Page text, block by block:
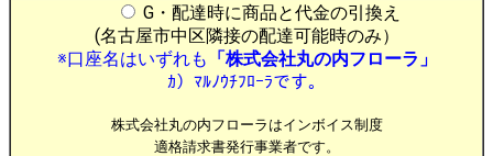
G・配達時に商品と代金の引換え
(名古屋市中区隣接の配達可能時のみ）
※口座名はいずれも 「株式会社丸の内フローラ」
ｶ）ﾏﾙﾉｳﾁﾌﾛｰﾗです。
株式会社丸の内フローラはインボイス制度
適格請求書発行事業者です。